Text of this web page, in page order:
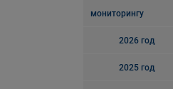
мониторингу
2026 год
2025 год